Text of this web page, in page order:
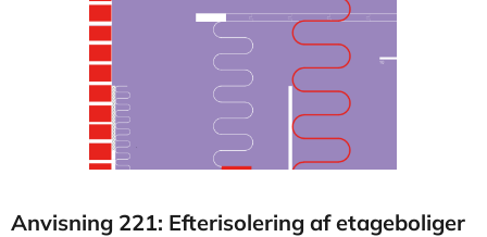
Anvisning 221: Efterisolering af etageboliger